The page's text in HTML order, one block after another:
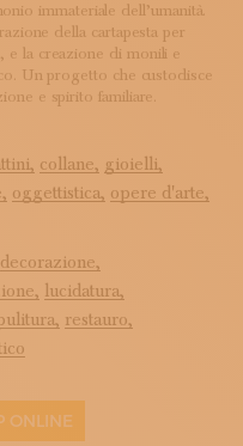
immateriale dell’umanità.
della cartapesta per
e la creazione di monili e
Un progetto che custodisce
e spirito familiare.
collane, gioielli,
oggettistica, opere d'arte,
decorazione,
lucidatura,
restauro,
ONLINE